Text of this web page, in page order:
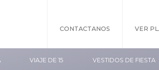
CONTACTANOS VER
VIAJE DE 15 VESTIDOS DE FIESTA